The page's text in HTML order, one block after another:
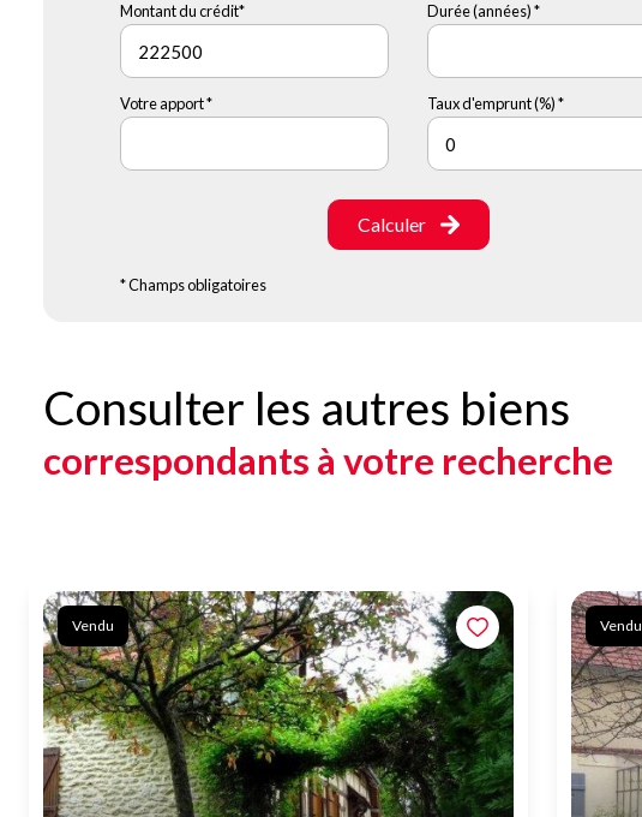
Montant du crédit* Durée (années) *
Votre apport * Taux d'emprunt (%) *
Calculer
* Champs obligatoires
Consulter les autres biens
correspondants à votre recherche
Vendu Vendu